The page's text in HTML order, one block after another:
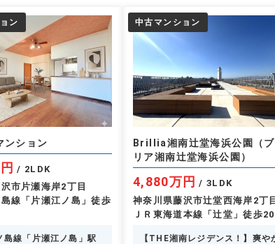
ン
ンション
/ 2LDK
市片瀬海岸2丁目
線「片瀬江ノ島」徒歩
島線「片瀬江ノ島」駅
中古マンション
Brillia湘南辻堂海浜公園（ブ
リア湘南辻堂海浜公園）
4,880万円 / 3LDK
神奈川県藤沢市辻堂西海岸2丁目
ＪＲ東海道本線「辻堂」徒歩
【THE湘南レジデンス！】爽や